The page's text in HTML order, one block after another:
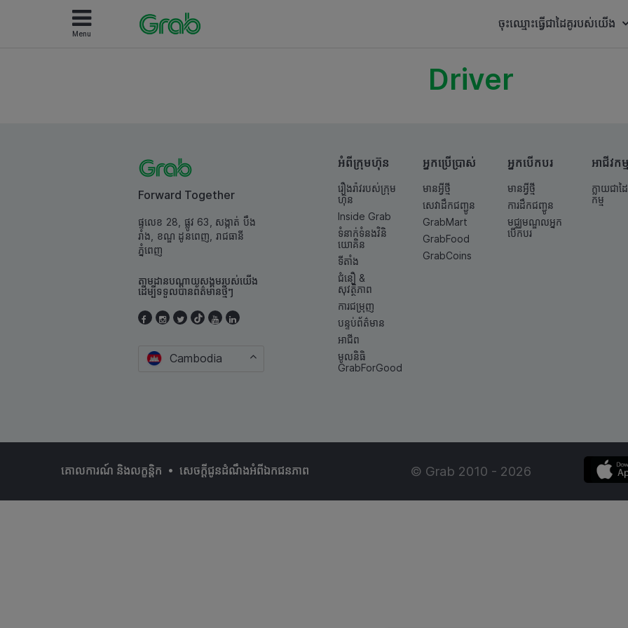
Menu
ចុះឈ្មោះធ្វើជាដៃគូរបស់យើង
Driver
Forward Together
ផ្ទលេខ 28, ផ្លូវ 63, សង្កាត់ បឹង
រាំង, ខណ្ឌ ដូនពេញ, រាជធានី
ភ្នំពេញ
តាមដានបណ្តាយសង្គមរបស់យើង
ដើម្បីទទួលបានព័ត៌មានថ្មីៗ
Cambodia
អំពីក្រុមហ៊ុន
រឿងរ៉ាវរបស់ក្រុម
ហ៊ុន
Inside Grab
ទំនាក់ទំនង​វិនិ
យោគិន
ទីតាំង
ជំនឿ &
សុវត្ថិភាព
ការជម្រុញ
បន្ទប់ព័ត៌មាន
អាជីព
មូលនិធិ
GrabForGood
អ្នកប្រើប្រាស់
មានអ្វីថ្មី
សេវាដឹកជញ្ជូន
GrabMart
GrabFood
GrabCoins
អ្នកបើកបរ
មានអ្វីថ្មី
ការដឹកជញ្ជូន
មជ្ឈមណ្ឌលអ្នក
បើកបរ
អាជីវកម្
ក្លាយជាដ
កម្ម
គោលការណ៍ និងលក្ខន្ដិក • សេចក្តីជូនដំណឹងអំពីឯកជនភាព © Grab 2010 - 2026